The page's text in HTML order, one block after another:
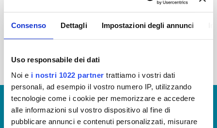
Consenso Dettagli Impostazioni degli annunci
Uso responsabile dei dati
Noi e i nostri 1022 partner trattiamo i vostri dati
personali, ad esempio il vostro numero IP, utilizzando
tecnologie come i cookie per memorizzare e accedere
alle informazioni sul vostro dispositivo al fine di
pubblicare annunci e contenuti personalizzati, misurare
2015 2014 2013 2012
2010
© Copyright 2017 - 2026
GLOSSARIO
GIUDICA IL SERVIZIO